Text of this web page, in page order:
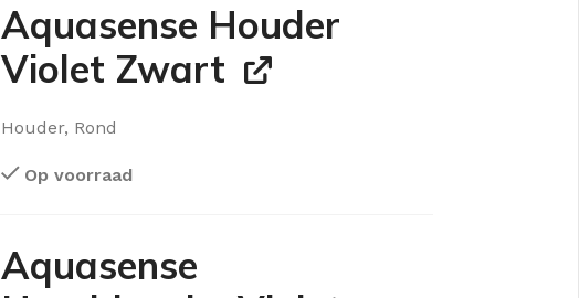
Aquasense Houder
Violet Zwart
Houder, Rond
Op voorraad
Aquasense